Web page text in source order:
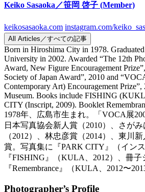
Keiko Sasaoka／笹岡 啓子 (Member)
keikosasaoka.com instagram.com/
All Articles／すべての記事
Born in Hiroshima City in 1978.
University in 2002. Awarded “The 12th
Award, New Figure Encouragement
Society of Japan Award”, 2010 and
Contemporary Art) Encouragement
Museum. Books include FISHING
CITY (Inscript, 2009). Booklet
1978年、広島市生まれ。「VOCA展
日本写真協会新人賞（2010）、さが
（2012）、林忠彦賞（2014）、東川
賞。写真集に『PARK CITY』（インス
『FISHING』（KULA、2012）、冊子
『Remembrance』（KULA、2012〜
Photographer’s Profile